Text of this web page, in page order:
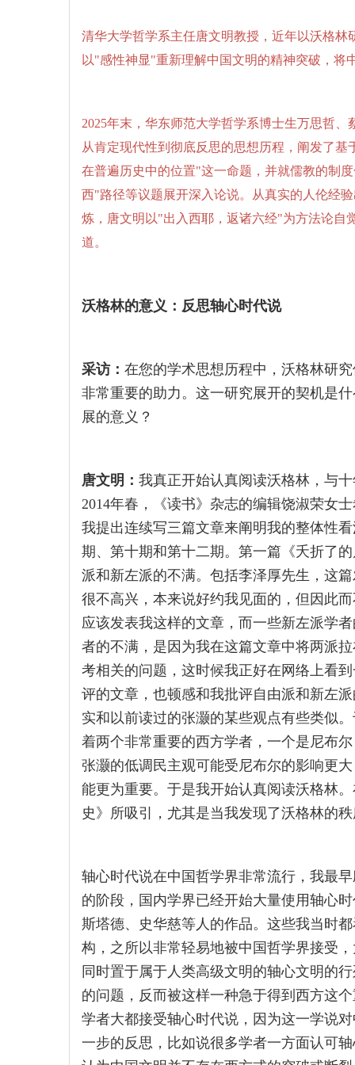
清华大学哲学系主任唐文明教授，近年以沃格
以"感性神显"重新理解中国文明的精神突破，
2025年末，华东师范大学哲学系博士生万思哲
从肯定现代性到彻底反思的思想历程，阐发了
在普遍历史中的位置"这一命题，并就儒教的制
西"路径等议题展开深入论说。从真实的人伦经
炼，唐文明以"出入西耶，返诸六经"为方法论自
道。
沃格林的意义：反思轴心时代说
采访： 在您的学术思想历程中，沃格林研
非常重要的助力。这一研究展开的契机是
展的意义？
唐文明： 我真正开始认真阅读沃格林，与
2014年春，《读书》杂志的编辑饶淑荣女
我提出连续写三篇文章来阐明我的整体性
期、第十期和第十二期。第一篇《夭折了
派和新左派的不满。包括李泽厚先生，这
很不高兴，本来说好约我见面的，但因此
应该发表我这样的文章，而一些新左派学
者的不满，是因为我在这篇文章中将两派
考相关的问题，这时候我正好在网络上看
评的文章，也顿感和我批评自由派和新左
实和以前读过的张灏的某些观点有些类似
着两个非常重要的西方学者，一个是尼布
张灏的低调民主观可能受尼布尔的影响更
能更为重要。于是我开始认真阅读沃格林
史》所吸引，尤其是当我发现了沃格林的
轴心时代说在中国哲学界非常流行，我最
的阶段，国内学界已经开始大量使用轴心
斯塔德、史华慈等人的作品。这些我当时
构，之所以非常轻易地被中国哲学界接受
同时置于属于人类高级文明的轴心文明的
的问题，反而被这样一种急于得到西方这
学者大都接受轴心时代说，因为这一学说
一步的反思，比如说很多学者一方面认可